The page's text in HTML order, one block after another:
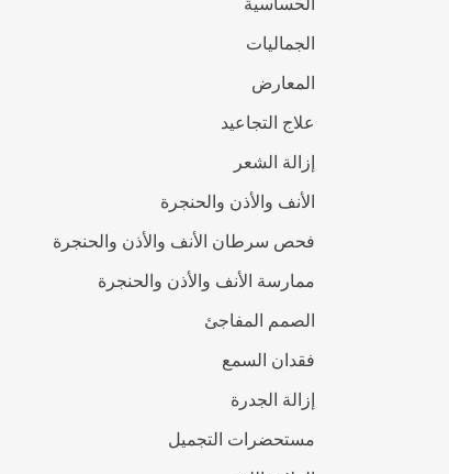
علاج التجاعيد
البوتولينوم
الجماليات
المعارض
علاج التجاعيد
إزالة الشعر
الأنف والأذن والحنجرة
فحص سرطان الأنف والأذن والحنجرة
ممارسة الأنف والأذن والحنجرة
الصمم المفاجئ
فقدان السمع
إزالة الجدرة
مستحضرات التجميل